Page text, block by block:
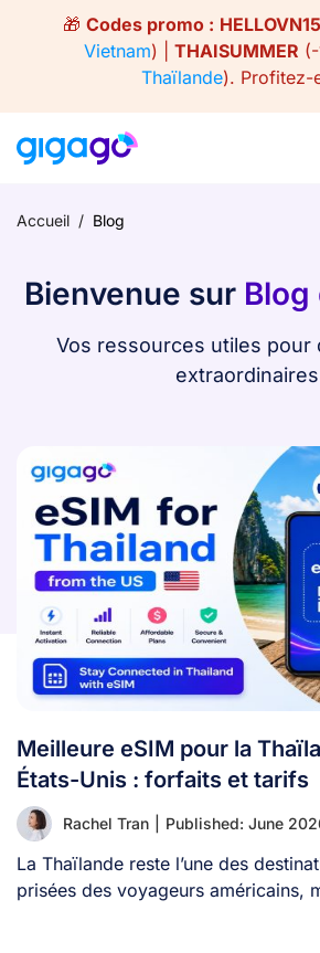
🎁 Codes promo : HELLOVN15
Vietnam) | THAISUMMER
Thaïlande). Profitez-
Accueil / Blog
Bienvenue sur Blog
Vos ressources utiles pour
extraordinaires
Meilleure eSIM pour la
États-Unis : forfaits et tarifs
Rachel Tran Published: June
La Thaïlande reste l’une des
prisées des voyageurs américains,